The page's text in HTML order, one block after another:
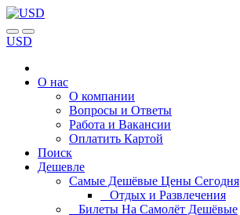
USD
О нас
О компании
Вопросы и Ответы
Работа и Вакансии
Оплатить Картой
Поиск
Дешевле
Самые Дешёвые Цены Сегодня
Отдых и Развлечения
Билеты На Самолёт Дешёвые